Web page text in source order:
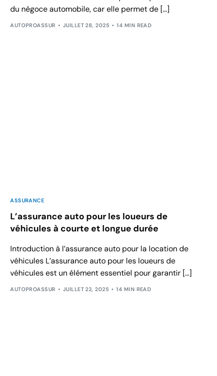
du négoce automobile, car elle permet de […]
AUTOPROASSUR JUILLET 28, 2025 14 MIN READ
ASSURANCE
L’assurance auto pour les loueurs de
véhicules à courte et longue durée
Introduction à l’assurance auto pour la location de
véhicules L’assurance auto pour les loueurs de
véhicules est un élément essentiel pour garantir […]
AUTOPROASSUR JUILLET 22, 2025 14 MIN READ